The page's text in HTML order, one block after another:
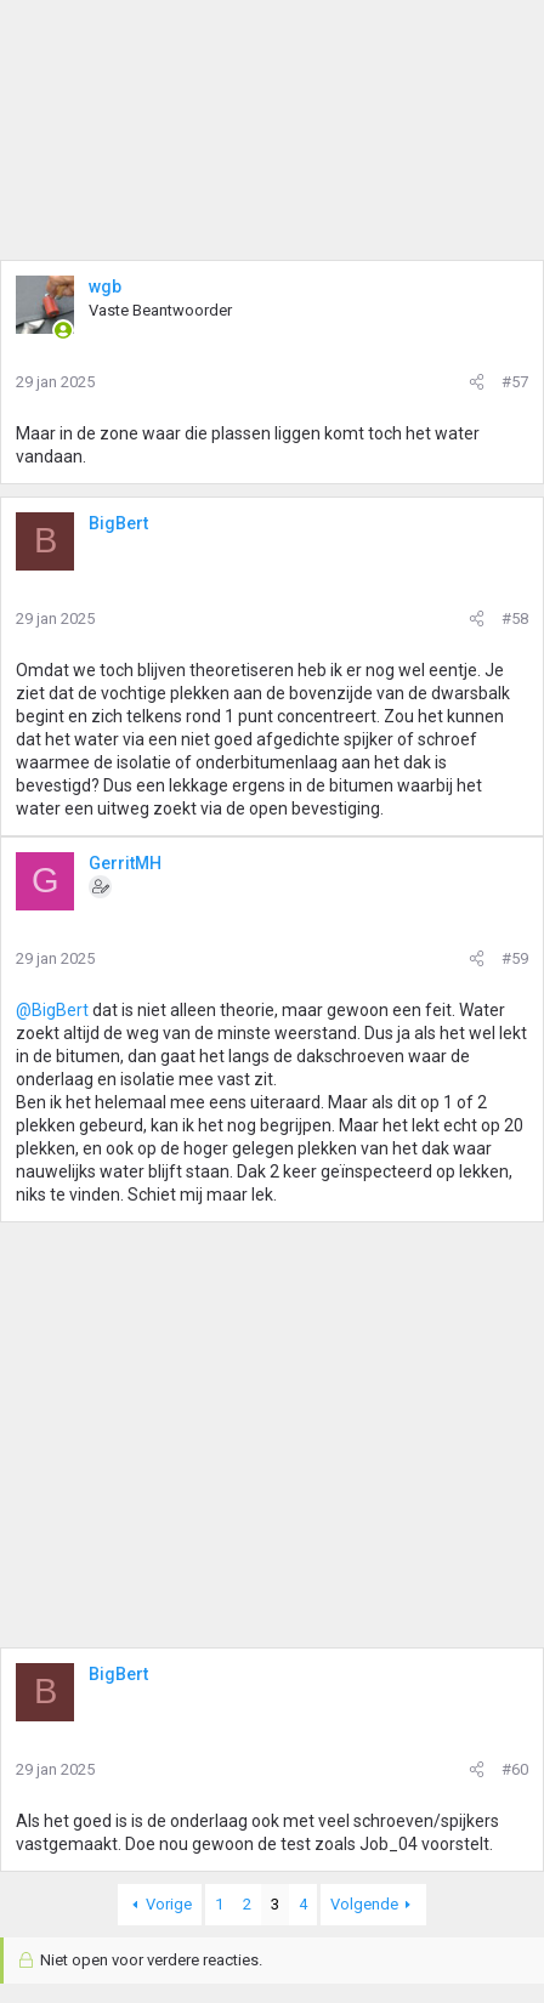
wgb
Vaste Beantwoorder
29 jan 2025 #57
Maar in de zone waar die plassen liggen komt toch het water
vandaan.
B BigBert
29 jan 2025 #58
Omdat we toch blijven theoretiseren heb ik er nog wel eentje. Je
ziet dat de vochtige plekken aan de bovenzijde van de dwarsbalk
begint en zich telkens rond 1 punt concentreert. Zou het kunnen
dat het water via een niet goed afgedichte spijker of schroef
waarmee de isolatie of onderbitumenlaag aan het dak is
bevestigd? Dus een lekkage ergens in de bitumen waarbij het
water een uitweg zoekt via de open bevestiging.
G GerritMH
29 jan 2025 #59
@BigBertdat is niet alleen theorie, maar gewoon een feit. Water
zoekt altijd de weg van de minste weerstand. Dus ja als het wel lekt
in de bitumen, dan gaat het langs de dakschroeven waar de
onderlaag en isolatie mee vast zit.
Ben ik het helemaal mee eens uiteraard. Maar als dit op 1 of 2
plekken gebeurd, kan ik het nog begrijpen. Maar het lekt echt op 20
plekken, en ook op de hoger gelegen plekken van het dak waar
nauwelijks water blijft staan. Dak 2 keer geïnspecteerd op lekken,
niks te vinden. Schiet mij maar lek.
B BigBert
29 jan 2025 #60
Als het goed is is de onderlaag ook met veel schroeven/spijkers
vastgemaakt. Doe nou gewoon de test zoals Job_04 voorstelt.
Vorige 1 2 3 4 Volgende
Niet open voor verdere reacties.